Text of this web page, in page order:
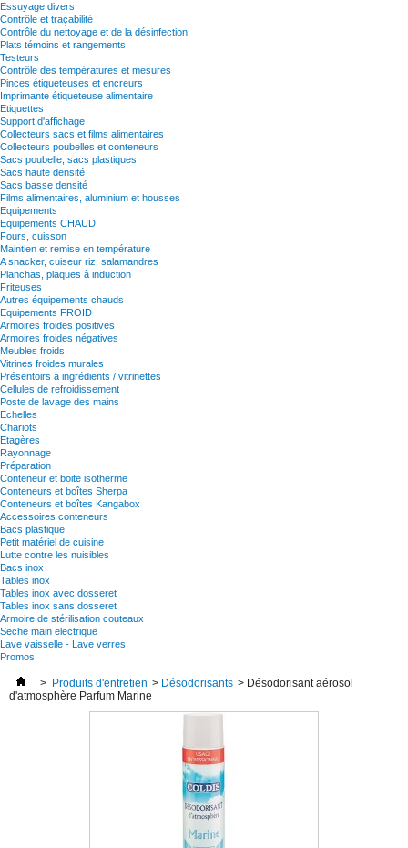
Essuyage divers
Contrôle et traçabilité
Contrôle du nettoyage et de la désinfection
Plats témoins et rangements
Testeurs
Contrôle des températures et mesures
Pinces étiqueteuses et encreurs
Imprimante étiqueteuse alimentaire
Etiquettes
Support d'affichage
Collecteurs sacs et films alimentaires
Collecteurs poubelles et conteneurs
Sacs poubelle, sacs plastiques
Sacs haute densité
Sacs basse densité
Films alimentaires, aluminium et housses
Equipements
Equipements CHAUD
Fours, cuisson
Maintien et remise en température
A snacker, cuiseur riz, salamandres
Planchas, plaques à induction
Friteuses
Autres équipements chauds
Equipements FROID
Armoires froides positives
Armoires froides négatives
Meubles froids
Vitrines froides murales
Présentoirs à ingrédients / vitrinettes
Cellules de refroidissement
Poste de lavage des mains
Echelles
Chariots
Etagères
Rayonnage
Préparation
Conteneur et boite isotherme
Conteneurs et boîtes Sherpa
Conteneurs et boîtes Kangabox
Accessoires conteneurs
Bacs plastique
Petit matériel de cuisine
Lutte contre les nuisibles
Bacs inox
Tables inox
Tables inox avec dosseret
Tables inox sans dosseret
Armoire de stérilisation couteaux
Seche main electrique
Lave vaisselle - Lave verres
Promos
> Produits d'entretien > Désodorisants > Désodorisant aérosol
d'atmosphère Parfum Marine